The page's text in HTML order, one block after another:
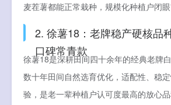
麦茬薯都能正常栽种，规模化种植户闭眼
2. 徐薯18：老牌稳产硬核品
口碑常青款
徐薯18是深耕田间四十余年的经典老牌
数十年田间自然选育优化，适配性、稳
验，是老一辈种植户认可度最高的放心